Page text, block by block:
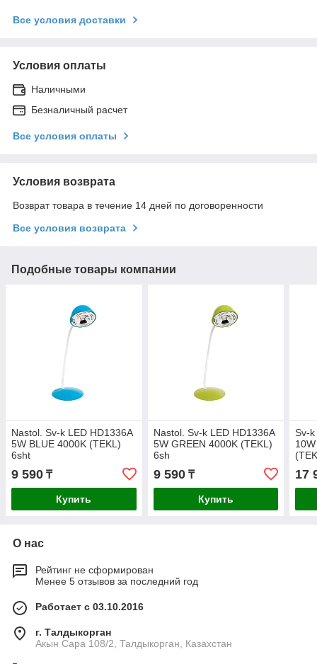
Все условия доставки
Условия оплаты
Наличными
Безналичный расчет
Все условия оплаты
Условия возврата
Возврат товара в течение 14 дней по договоренности
Все условия возврата
Подобные товары компании
Nastоl. Sv-k LED HD1336A
5W BLUE 4000K (TEKL)
6sht
9 590 ₸
Купить
Nastоl. Sv-k LED HD1336A
5W GREEN 4000K (TEKL)
6sh
9 590₸
Купить
Sv-
17
О нас
Рейтинг не сформирован
Менее 5 отзывов за последний год
Работает с 03.10.2016
г. Талдыкорган
Акын Сара 108/2, Талдыкорган, Казахстан